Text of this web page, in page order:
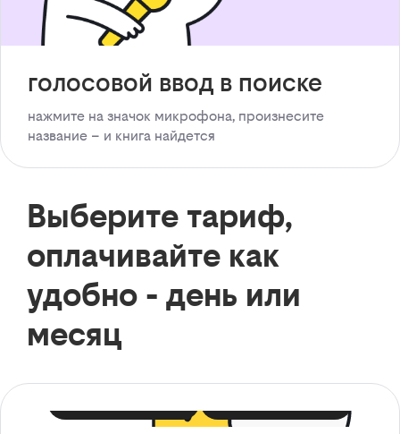
голосовой ввод в поиске
нажмите на значок микрофона, произнесите
название – и книга найдется
Выберите тариф,
оплачивайте как
удобно - день или
месяц